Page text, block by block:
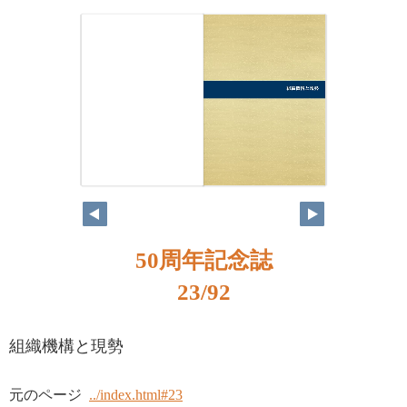
50周年記念誌
23/92
組織機構と現勢
元のページ ../index.html#23